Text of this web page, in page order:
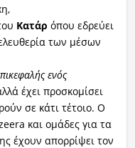
Κατάρ όπου εδρεύει
των μέσων
ενός
έχει προσκομίσει
σε κάτι τέτοιο. Ο
και ομάδες για τα
έχουν απορρίψει τον